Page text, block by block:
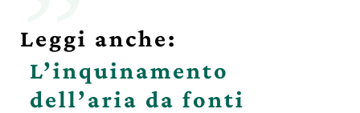
Leggi anche:
L’inquinamento
dell’aria da fonti